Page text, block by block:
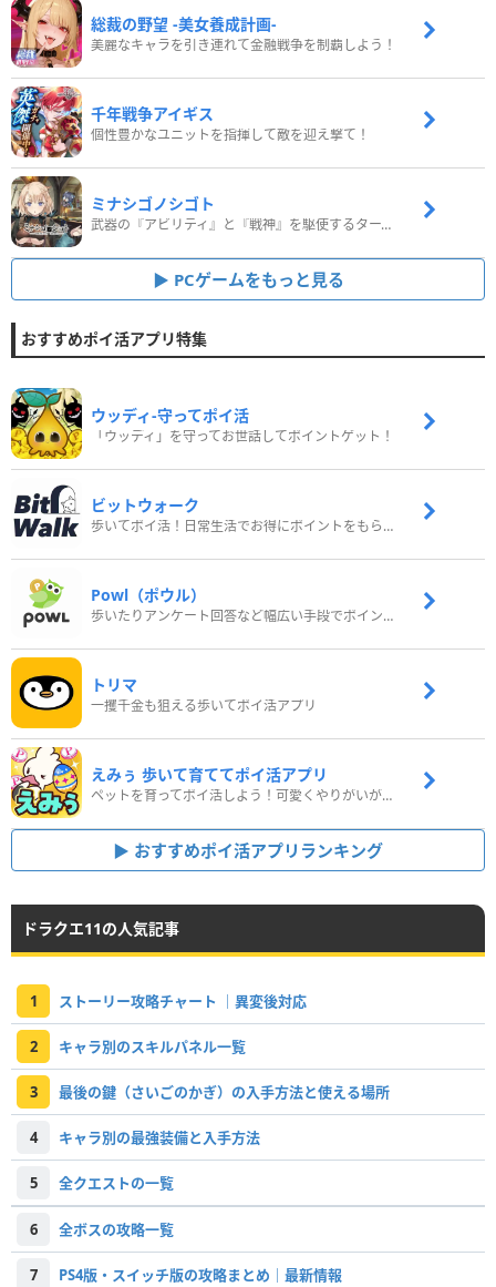
総裁の野望 -美女養成計画-
美麗なキャラを引き連れて金融戦争を制覇しよう！
千年戦争アイギス
個性豊かなユニットを指揮して敵を迎え撃て！
ミナシゴノシゴト
武器の『アビリティ』と『戦神』を駆使するターン制コマンドバトルRPG！
PCゲームをもっと見る
おすすめポイ活アプリ特集
ウッディ‐守ってポイ活
「ウッディ」を守ってお世話してポイントゲット！
ビットウォーク
歩いてポイ活！日常生活でお得にポイントをもらおう
Powl（ポウル）
歩いたりアンケート回答など幅広い手段でポイントをゲット
トリマ
一攫千金も狙える歩いてポイ活アプリ
えみぅ 歩いて育ててポイ活アプリ
ペットを育ってポイ活しよう！可愛くやりがいがある新感覚アプリ
おすすめポイ活アプリランキング
ドラクエ11の人気記事
1 ストーリー攻略チャート ｜異変後対応
2 キャラ別のスキルパネル一覧
3 最後の鍵（さいごのかぎ）の入手方法と使える場所
4 キャラ別の最強装備と入手方法
5 全クエストの一覧
6 全ボスの攻略一覧
7 PS4版・スイッチ版の攻略まとめ｜最新情報